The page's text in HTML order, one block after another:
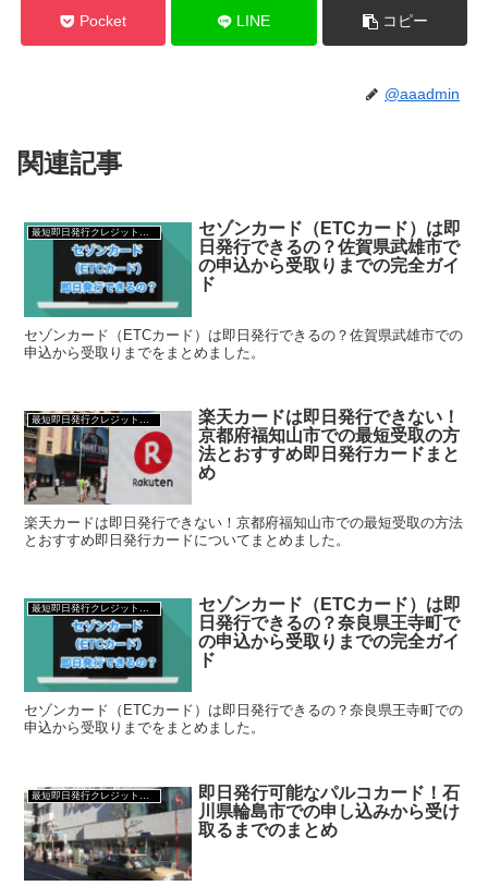
Pocket LINE コピー
@aaadmin
関連記事
最短即日発行クレジットカード
セゾンカード（ETCカード）は即
日発行できるの？佐賀県武雄市で
の申込から受取りまでの完全ガイ
ド
セゾンカード（ETCカード）は即日発行できるの？佐賀県武雄市での
申込から受取りまでをまとめました。
最短即日発行クレジットカード
楽天カードは即日発行できない！
京都府福知山市での最短受取の方
法とおすすめ即日発行カードまと
め
楽天カードは即日発行できない！京都府福知山市での最短受取の方法
とおすすめ即日発行カードについてまとめました。
セゾンカード（ETCカード）は即
日発行できるの？奈良県王寺町で
の申込から受取りまでの完全ガイ
ド
セゾンカード（ETCカード）は即日発行できるの？奈良県王寺町での
申込から受取りまでをまとめました。
最短即日発行クレジットカード
即日発行可能なパルコカード！石
川県輪島市での申し込みから受け
取るまでのまとめ